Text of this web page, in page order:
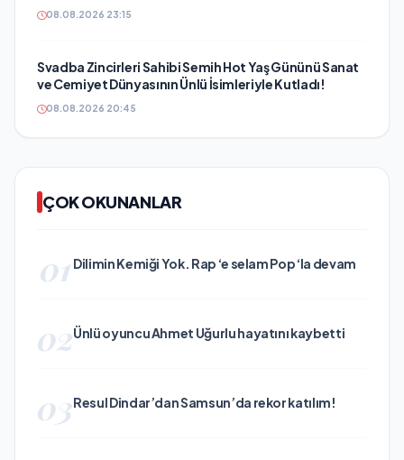
08.08.2026 23:15
Svadba Zincirleri Sahibi Semih Hot Yaş Gününü Sanat
ve Cemiyet Dünyasının Ünlü İsimleriyle Kutladı!
08.08.2026 20:45
ÇOK OKUNANLAR
01 Dilimin Kemiği Yok. Rap ‘e selam Pop ‘la devam
02Ünlü oyuncu Ahmet Uğurlu hayatını kaybetti
03Resul Dindar’dan Samsun’da rekor katılım!